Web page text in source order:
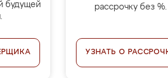
будущей
рассрочку без %.
УЗНАТЬ О